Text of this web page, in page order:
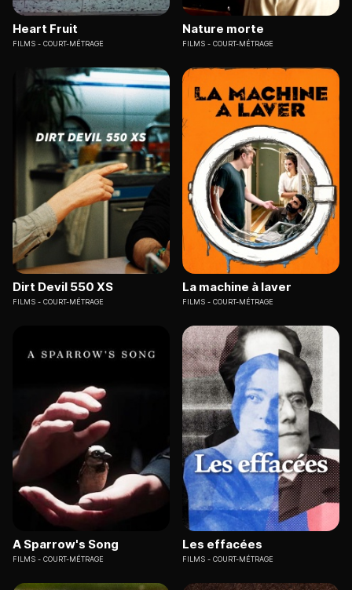
Heart Fruit
FILMS COURT-MÉTRAGE
Nature morte
FILMS COURT-MÉTRAGE
Dirt Devil 550 XS
FILMS COURT-MÉTRAGE
La machine à laver
FILMS COURT-MÉTRAGE
A Sparrow's Song
FILMS COURT-MÉTRAGE
Les effacées
FILMS COURT-MÉTRAGE